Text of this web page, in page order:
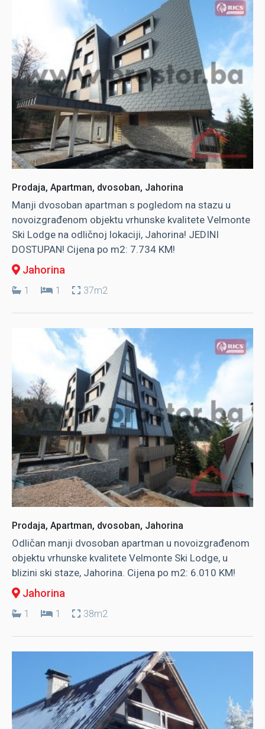
Prodaja, Apartman, dvosoban, Jahorina
Manji dvosoban apartman s pogledom na stazu u
novoizgrađenom objektu vrhunske kvalitete Velmonte
Ski Lodge na odličnoj lokaciji, Jahorina! JEDINI
DOSTUPAN! Cijena po m2: 7.734 KM!
Jahorina
1 1 37m2
Prodaja, Apartman, dvosoban, Jahorina
Odličan manji dvosoban apartman u novoizgrađenom
objektu vrhunske kvalitete Velmonte Ski Lodge, u
blizini ski staze, Jahorina. Cijena po m2: 6.010 KM!
Jahorina
1 1 38m2